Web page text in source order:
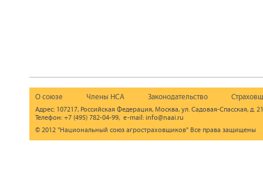
О союзе Члены НСА Законодательство
Адрес: 107217, Российская Федерация, Москва, ул. Садовая-Спасская, д.
Телефон: +7 (495) 782-04-99, e-mail: info@naai.ru
© 2012 "Национальный союз агростраховщиков" Все права защищены